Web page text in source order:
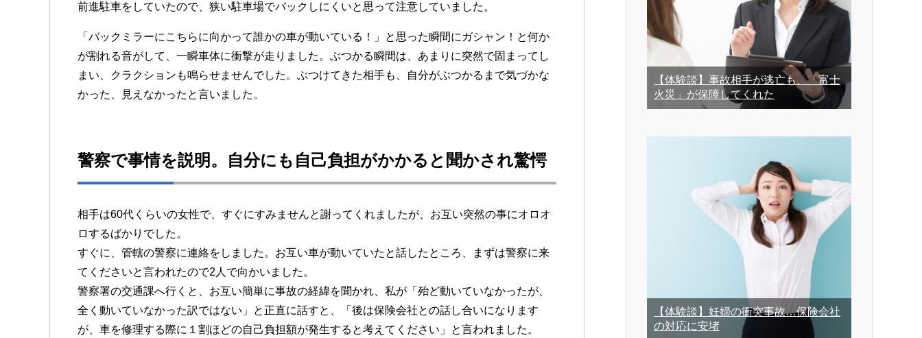
前進駐車をしていたので、狭い駐車場でバックしにくいと思って注意していました。
「バックミラーにこちらに向かって誰かの車が動いている！」と思った瞬間にガシャン！と何か
が割れる音がして、一瞬車体に衝撃が走りました。ぶつかる瞬間は、あまりに突然で固まってし
まい、クラクションも鳴らせませんでした。ぶつけてきた相手も、自分がぶつかるまで気づかな
かった、見えなかったと言いました。
警察で事情を説明。自分にも自己負担がかかると聞かされ驚愕
相手は60代くらいの女性で、すぐにすみませんと謝ってくれましたが、お互い突然の事にオロオ
ロするばかりでした。
すぐに、管轄の警察に連絡をしました。お互い車が動いていたと話したところ、まずは警察に来
てくださいと言われたので2人で向かいました。
警察署の交通課へ行くと、お互い簡単に事故の経緯を聞かれ、私が「殆ど動いていなかったが、
全く動いていなかった訳ではない」と正直に話すと、「後は保険会社との話し合いになります
が、車を修理する際に１割ほどの自己負担額が発生すると考えてください」と言われました。
【体験談】事故相手が逃亡も、「富士
火災」が保障してくれた
【体験談】妊婦の衝突事故…保険会社
の対応に安堵